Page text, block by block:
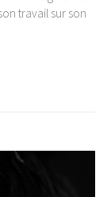
travail sur son